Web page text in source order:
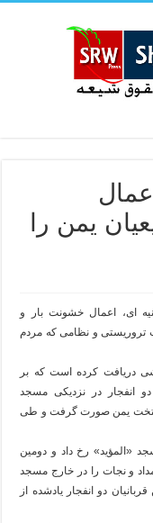
یمن را
ای، اعمال خشونت بار و
تروریستی و نظامی که مردم
دریافت کرده است که بر
آن در روز چهارشنبه گذشته (2/9/2015) دو انفجار در نزدیکی مسجد
یمن صورت گرفت و طی
«المؤید» رخ داد و دومین
و نجات را در خارج مسجد
دو انفجار یادشده از